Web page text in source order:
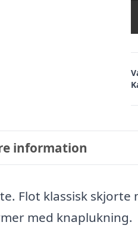
information
Flot klassisk
med knaplukning.